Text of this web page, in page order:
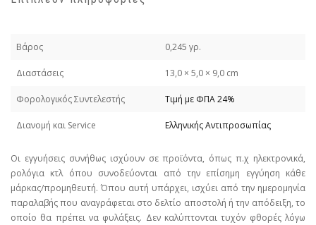
Βάρος 0,245 γρ.
Διαστάσεις 13,0 × 5,0 × 9,0 cm
Φορολογικός Συντελεστής Τιμή με ΦΠΑ 24%
Διανομή και Service Ελληνικής Αντιπροσωπίας
Οι εγγυήσεις συνήθως ισχύουν σε προϊόντα, όπως π.χ ηλεκτρονικά,
ρολόγια κτλ όπου συνοδεύονται από την επίσημη εγγύηση κάθε
μάρκας/προμηθευτή. Όπου αυτή υπάρχει, ισχύει από την ημερομηνία
παραλαβής που αναγράφεται στο δελτίο αποστολή ή την απόδειξη, το
οποίο θα πρέπει να φυλάξεις. Δεν καλύπτονται τυχόν φθορές λόγω